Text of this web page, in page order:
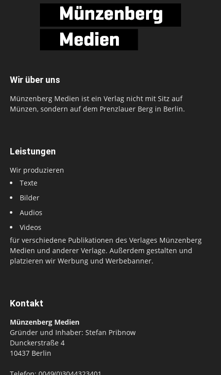
Wir über uns
Münzenberg Medien ist ein Verlag nicht mit Sitz auf
Münzen, sondern auf dem Prenzlauer Berg in Berlin.
Leistungen
Wir produzieren
Texte
Bilder
Audios
Videos
für verschiedene Publikationen des Verlages Münzenberg
Medien und anderer Verlage. Außerdem gestalten und
platzieren wir Werbung und Werbebanner.
Kontakt
Münzenberg Medien
Gründer und Inhaber: Stefan Pribnow
Dunckerstraße 4
10437 Berlin